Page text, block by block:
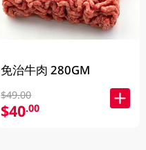
免治牛肉 280GM
$49.00
$40.00